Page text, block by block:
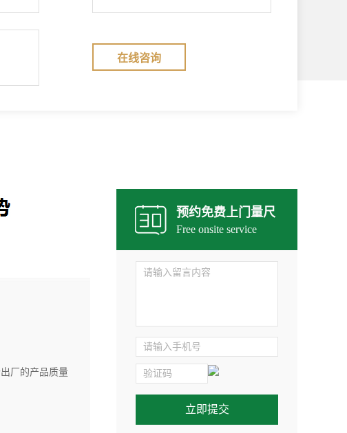
在线咨询
02. 产品规格齐全，卓越品
> 产品广泛应用应用于冲压、家电工业、钣金
模具加工、船舶制造、交通设施、管道保
预约免费上门量尺
Free onsite service